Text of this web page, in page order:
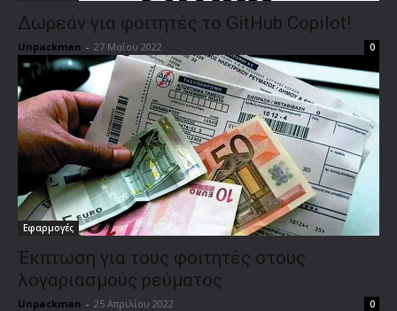
Δωρεάν για φοιτητές το GitHub Copilot!
Unpackman - 27 Μαΐου 2022 0
Εφαρμογές
Έκπτωση για τους φοιτητές στους
λογαριασμούς ρεύματος
Unpackman - 25 Απριλίου 2022 0